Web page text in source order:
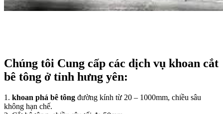
Chúng tôi Cung cấp các dịch vụ khoan cắt
bê tông ở tỉnh hưng yên:
1. khoan phá bê tông đường kính từ 20 – 1000mm, chiều sâu
không hạn chế.